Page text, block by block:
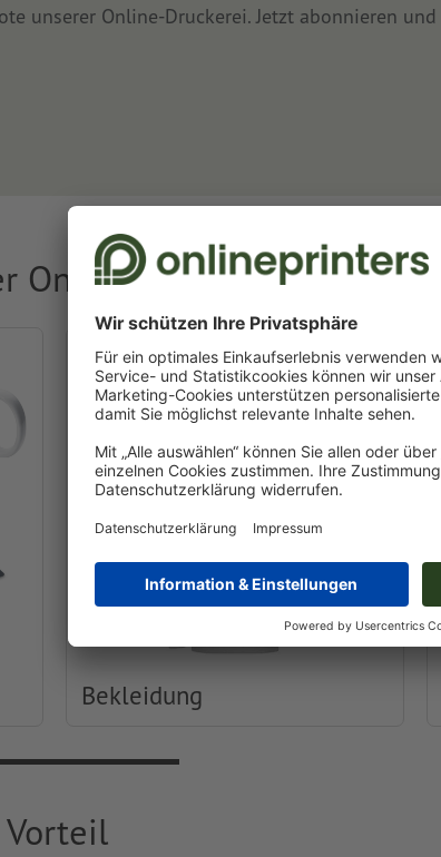
unserer Online-Druckerei. Jetzt abonnieren und
Online-Druckerei
Bekleidung
Vorteil